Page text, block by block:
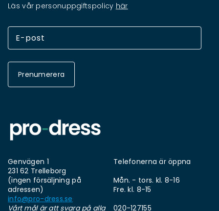
Läs vår personuppgiftspolicy här
Prenumerera
Genvägen 1
231 62 Trelleborg
(ingen försäljning på
adressen)
info@pro-dress.se
Vårt mål är att svara på alla
Telefonerna är öppna
Mån. - tors. kl. 8-16
Fre. kl. 8-15
020-127155